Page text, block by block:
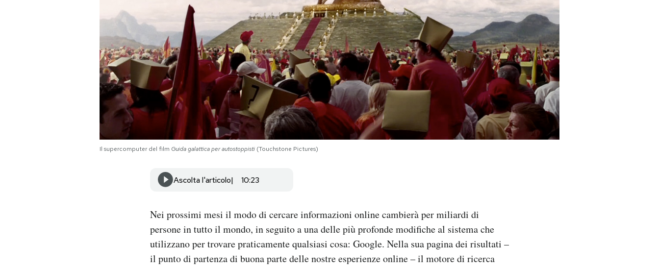
Il supercomputer del film Guida galattica per autostoppisti (Touchstone Pictures)
Ascolta l'articolo 10:23
Nei prossimi mesi il modo di cercare informazioni online cambierà per miliardi di
persone in tutto il mondo, in seguito a una delle più profonde modifiche al sistema che
utilizzano per trovare praticamente qualsiasi cosa: Google. Nella sua pagina dei risultati –
il punto di partenza di buona parte delle nostre esperienze online – il motore di ricerca